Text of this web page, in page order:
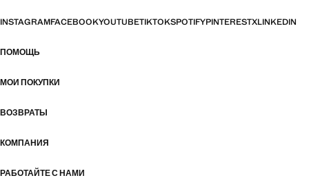
INSTAGRAMFACEBOOKYOUTUBETIKTOKSPOTIFYPINTERESTXLINKEDIN
ПОМОЩЬ
МОИ ПОКУПКИ
ВОЗВРАТЫ
КОМПАНИЯ
РАБОТАЙТЕ С НАМИ